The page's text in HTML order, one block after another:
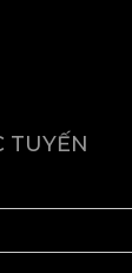
TUYẾN